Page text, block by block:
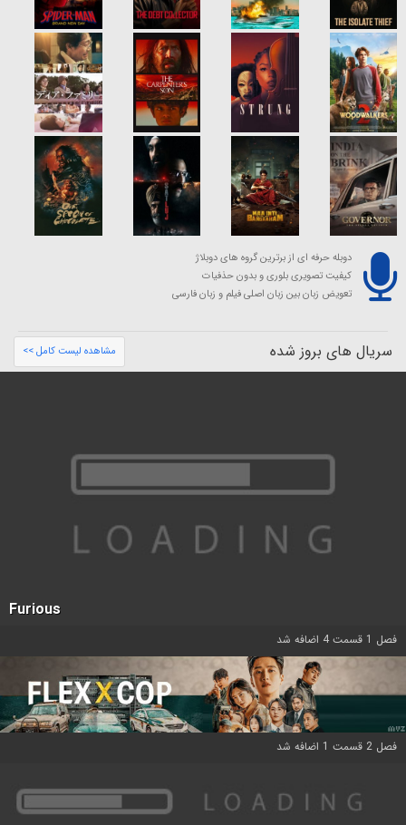
دوبله حرفه ای از برترین گروه های دوبلاژ
کیفیت تصویری بلوری و بدون حذفیات
تعویض زبان بین زبان اصلی فیلم و زبان فارسی
سریال های بروز شده مشاهده لیست کامل >>
Furious
فصل 1 قسمت 4 اضافه شد
فصل 2 قسمت 1 اضافه شد